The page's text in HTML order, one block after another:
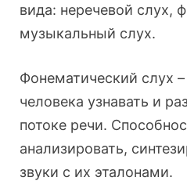
вида: неречевой слух,
музыкальный слух.
Фонематический слух
человека узнавать и
потоке речи.
анализировать,
звуки с их эталонами.